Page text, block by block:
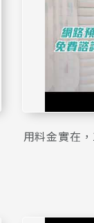
用料金實在